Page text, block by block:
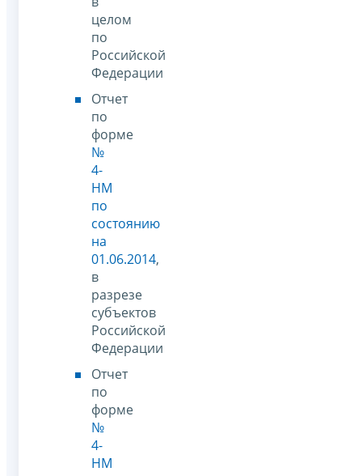
целом
по
Российской
Федерации
Отчет
по
форме
№
4-
НМ
по
состоянию
на
01.06.2014,
в
разрезе
субъектов
Российской
Федерации
Отчет
по
форме
№
4-
НМ